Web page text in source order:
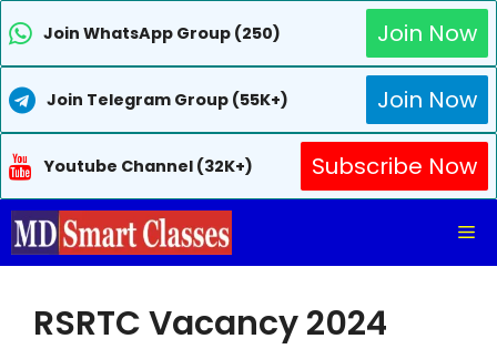
Join WhatsApp Group (250) Join Now
Join Telegram Group (55K+) Join Now
Youtube Channel (32K+)
Subscribe Now
Skip
to
RSRTC Vacancy 2024